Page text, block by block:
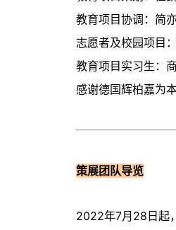
教育项目协调：简
志愿者及校园项目
教育项目实习生：
感谢德国辉柏嘉为
策展团队导览
2022年7月28日起